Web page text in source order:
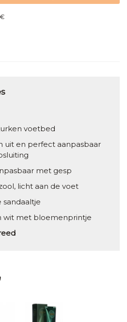
voetbed
uit en perfect aanpasbaar
met gesp
licht aan de voet
sandaaltje
wit met bloemenprintje